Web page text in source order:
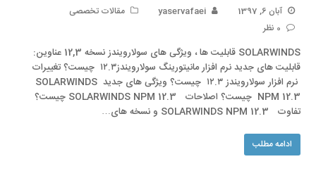
آبان 6, 1397 yaservafaei
مقالات تخصصی
0 نظر
SOLARWINDS قابلیت ها ، ویژگی های سولارویندز نسخه 12,3 عناوین:
قابلیت های جدید نرم افزار مانیتورینگ سولارویندز۱۲.۳ چیست؟ تغییرات
نرم افزار سولارویندز ۱۲.۳ چیست؟ ویژگی های جدید SOLARWINDS
NPM 12.3 چیست؟ اصلاحات SOLARWINDS NPM 12.3 چیست؟
تفاوت SOLARWINDS NPM 12.3 و نسخه های…
ادامه مطلب